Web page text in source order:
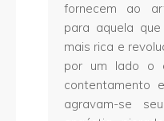
fornecem ao
para aquela
mais rica e
por um lado o
contentamento
agravam-se